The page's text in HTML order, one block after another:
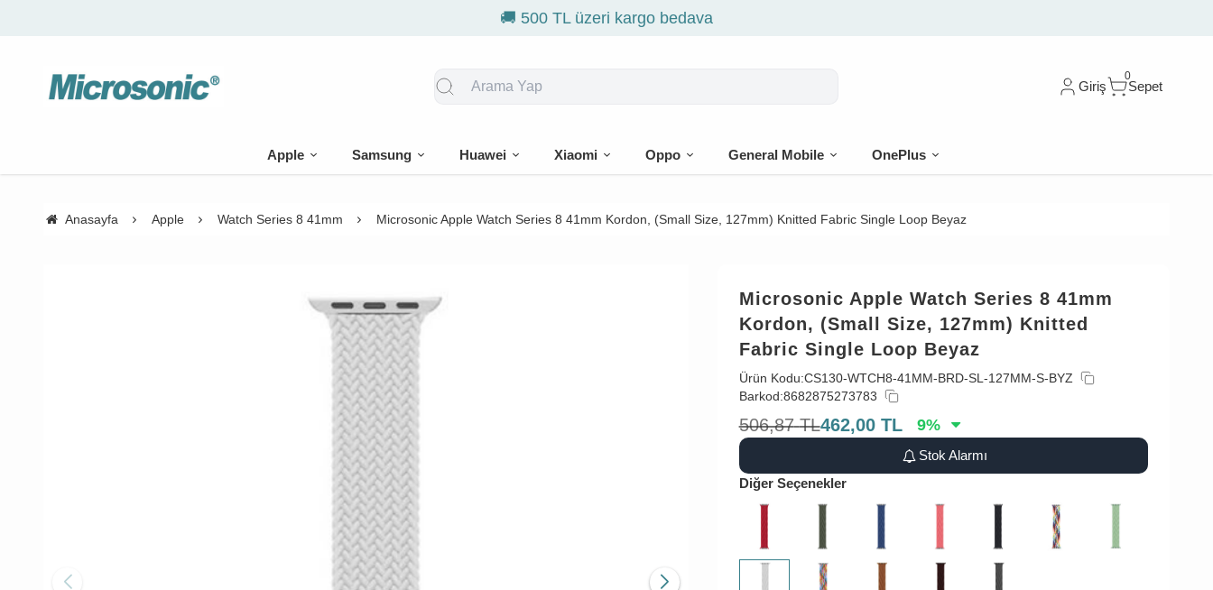
🚚 500 TL üzeri kargo bedava
Giriş
0
Sepet
Apple Samsung Huawei Xiaomi Oppo General Mobile OnePlus
Anasayfa Apple Watch Series 8 41mm Microsonic Apple Watch Series 8 41mm Kordon, (Small Size, 127mm) Knitted Fabric Single Loop Beyaz
Microsonic Apple Watch Series 8 41mm
Kordon, (Small Size, 127mm) Knitted
Fabric Single Loop Beyaz
Ürün Kodu:CS130-WTCH8-41MM-BRD-SL-127MM-S-BYZ
Barkod:8682875273783
506,87 TL462,00 TL 9%
Stok Alarmı
Diğer Seçenekler